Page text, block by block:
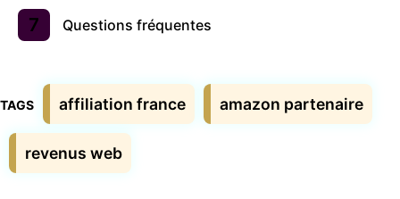
Questions fréquentes
Étiquettes
affiliation france amazon partenaire
revenus web